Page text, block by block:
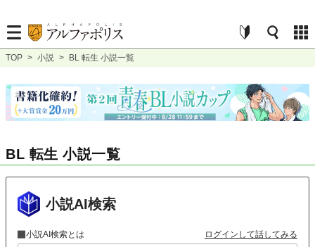
TOP > 小説 > BL 転生 小説一覧
BL 転生 小説一覧
小説AI検索
小説AI検索とは ログインして話してみる